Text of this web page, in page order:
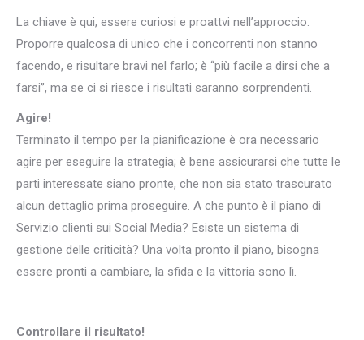
La chiave è qui, essere curiosi e proattvi nell’approccio.
Proporre qualcosa di unico che i concorrenti non stanno
facendo, e risultare bravi nel farlo; è “più facile a dirsi che a
farsi”, ma se ci si riesce i risultati saranno sorprendenti.
Agire!
Terminato il tempo per la pianificazione è ora necessario
agire per eseguire la strategia; è bene assicurarsi che tutte le
parti interessate siano pronte, che non sia stato trascurato
alcun dettaglio prima proseguire. A che punto è il piano di
Servizio clienti sui Social Media? Esiste un sistema di
gestione delle criticità? Una volta pronto il piano, bisogna
essere pronti a cambiare, la sfida e la vittoria sono lì.
Controllare il risultato!